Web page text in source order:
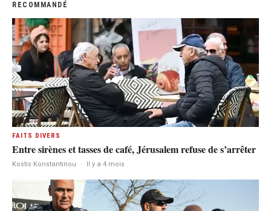
RECOMMANDÉ
FAITS DIVERS
Entre sirènes et tasses de café, Jérusalem refuse de s’arrêter
Kostis Konstantinou · Il y a 4 mois